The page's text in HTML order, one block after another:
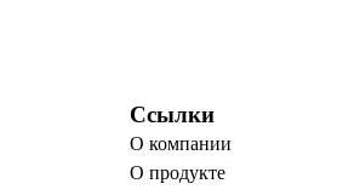
Ссылки
О компании
О продукте